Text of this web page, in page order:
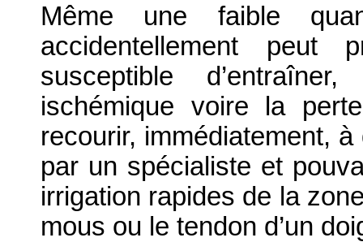
Même une faible
accidentellement peut
susceptible
ischémique voire la
recourir, immédiatement,
par un spécialiste et
irrigation rapides de la
mous ou le tendon d’un